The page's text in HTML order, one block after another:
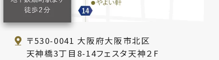
〒530-0041 大阪府大阪市北区
天神橋3丁目8-14フェスタ天神２F